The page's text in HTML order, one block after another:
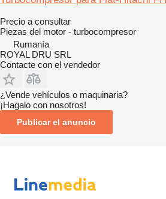
Precio a consultar
Piezas del motor - turbocompresor
Rumanía
ROYAL DRU SRL
Contacte con el vendedor
¿Vende vehículos o maquinaria?
¡Hagalo con nosotros!
Publicar el anuncio